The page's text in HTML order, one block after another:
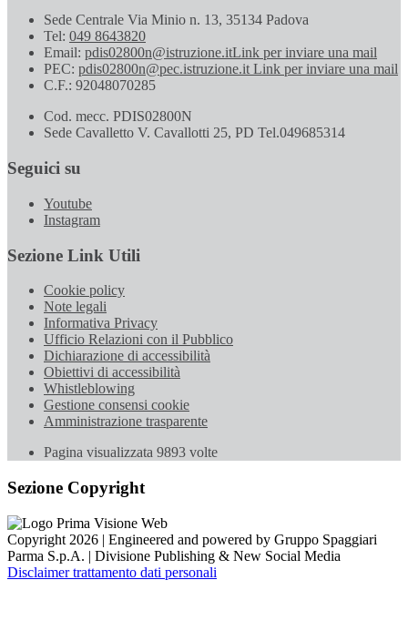
Sede Centrale Via Minio n. 13, 35134 Padova
Tel: 049 8643820
Email: pdis02800n@istruzione.itLink per inviare una mail
PEC: pdis02800n@pec.istruzione.itLink per inviare una mail
C.F.: 92048070285
Cod. mecc. PDIS02800N
Sede Cavalletto V. Cavallotti 25, PD Tel.049685314
Seguici su
Youtube
Instagram
Sezione Link Utili
Cookie policy
Note legali
Informativa Privacy
Ufficio Relazioni con il Pubblico
Dichiarazione di accessibilità
Obiettivi di accessibilità
Whistleblowing
Gestione consensi cookie
Amministrazione trasparente
Pagina visualizzata 9893 volte
Sezione Copyright
Copyright 2026 | Engineered and powered by Gruppo Spaggiari
Parma S.p.A. | Divisione Publishing & New Social Media
Disclaimer trattamento dati personali